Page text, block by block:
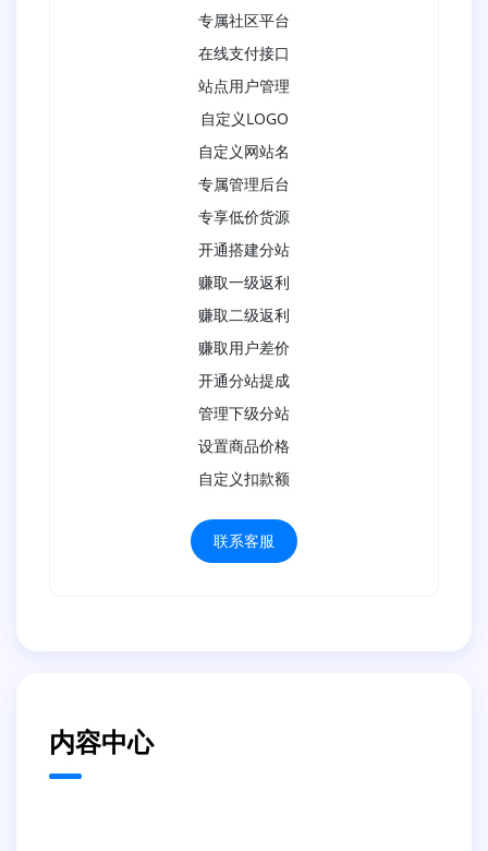
专属社区平台
在线支付接口
站点用户管理
自定义LOGO
自定义网站名
专属管理后台
专享低价货源
开通搭建分站
赚取一级返利
赚取二级返利
赚取用户差价
开通分站提成
管理下级分站
设置商品价格
自定义扣款额
联系客服
内容中心